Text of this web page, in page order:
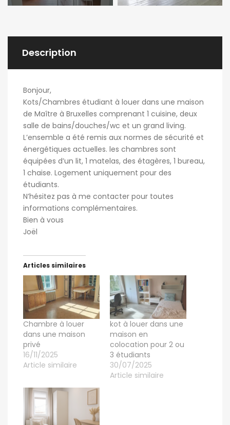
Description
Bonjour,
Kots/Chambres étudiant à louer dans une maison
de Maître à Bruxelles comprenant 1 cuisine, deux
salle de bains/douches/wc et un grand living.
L’ensemble a été remis aux normes de sécurité et
énergétiques actuelles. les chambres sont
équipées d’un lit, 1 matelas, des étagères, 1 bureau,
1 chaise. Logement uniquement pour des
étudiants.
N’hésitez pas à me contacter pour toutes
informations complémentaires.
Bien à vous
Joël
Articles similaires
Chambre à louer
dans une maison
privé
16/11/2025
Article similaire
kot à louer dans une
maison en
colocation pour 2 ou
3 étudiants
30/07/2025
Article similaire